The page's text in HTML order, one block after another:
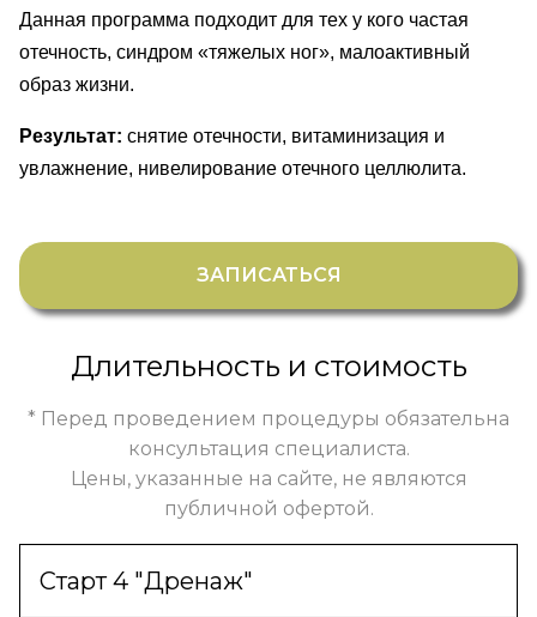
Данная программа подходит для тех у кого частая
отечность, синдром «тяжелых ног», малоактивный
образ жизни.
Результат: снятие отечности, витаминизация и
увлажнение, нивелирование отечного целлюлита.
ЗАПИСАТЬСЯ
Длительность и стоимость
* Перед проведением процедуры обязательна
консультация специалиста.
Цены, указанные на сайте, не являются
публичной офертой.
Старт 4 "Дренаж"